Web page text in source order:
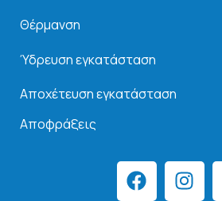
Θέρμανση
Ύδρευση εγκατάσταση
Αποχέτευση εγκατάσταση
Αποφράξεις